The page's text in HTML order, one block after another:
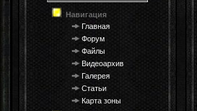
Навигация
Главная
Форум
Файлы
Видеоархив
Галерея
Статьи
Карта зоны